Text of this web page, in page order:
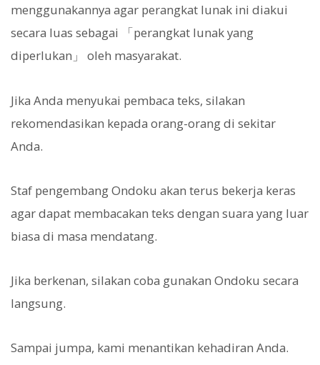
menggunakannya agar perangkat lunak ini diakui
secara luas sebagai 「perangkat lunak yang
diperlukan」 oleh masyarakat.
Jika Anda menyukai pembaca teks, silakan
rekomendasikan kepada orang-orang di sekitar
Anda.
Staf pengembang Ondoku akan terus bekerja keras
agar dapat membacakan teks dengan suara yang luar
biasa di masa mendatang.
Jika berkenan, silakan coba gunakan Ondoku secara
langsung.
Sampai jumpa, kami menantikan kehadiran Anda.